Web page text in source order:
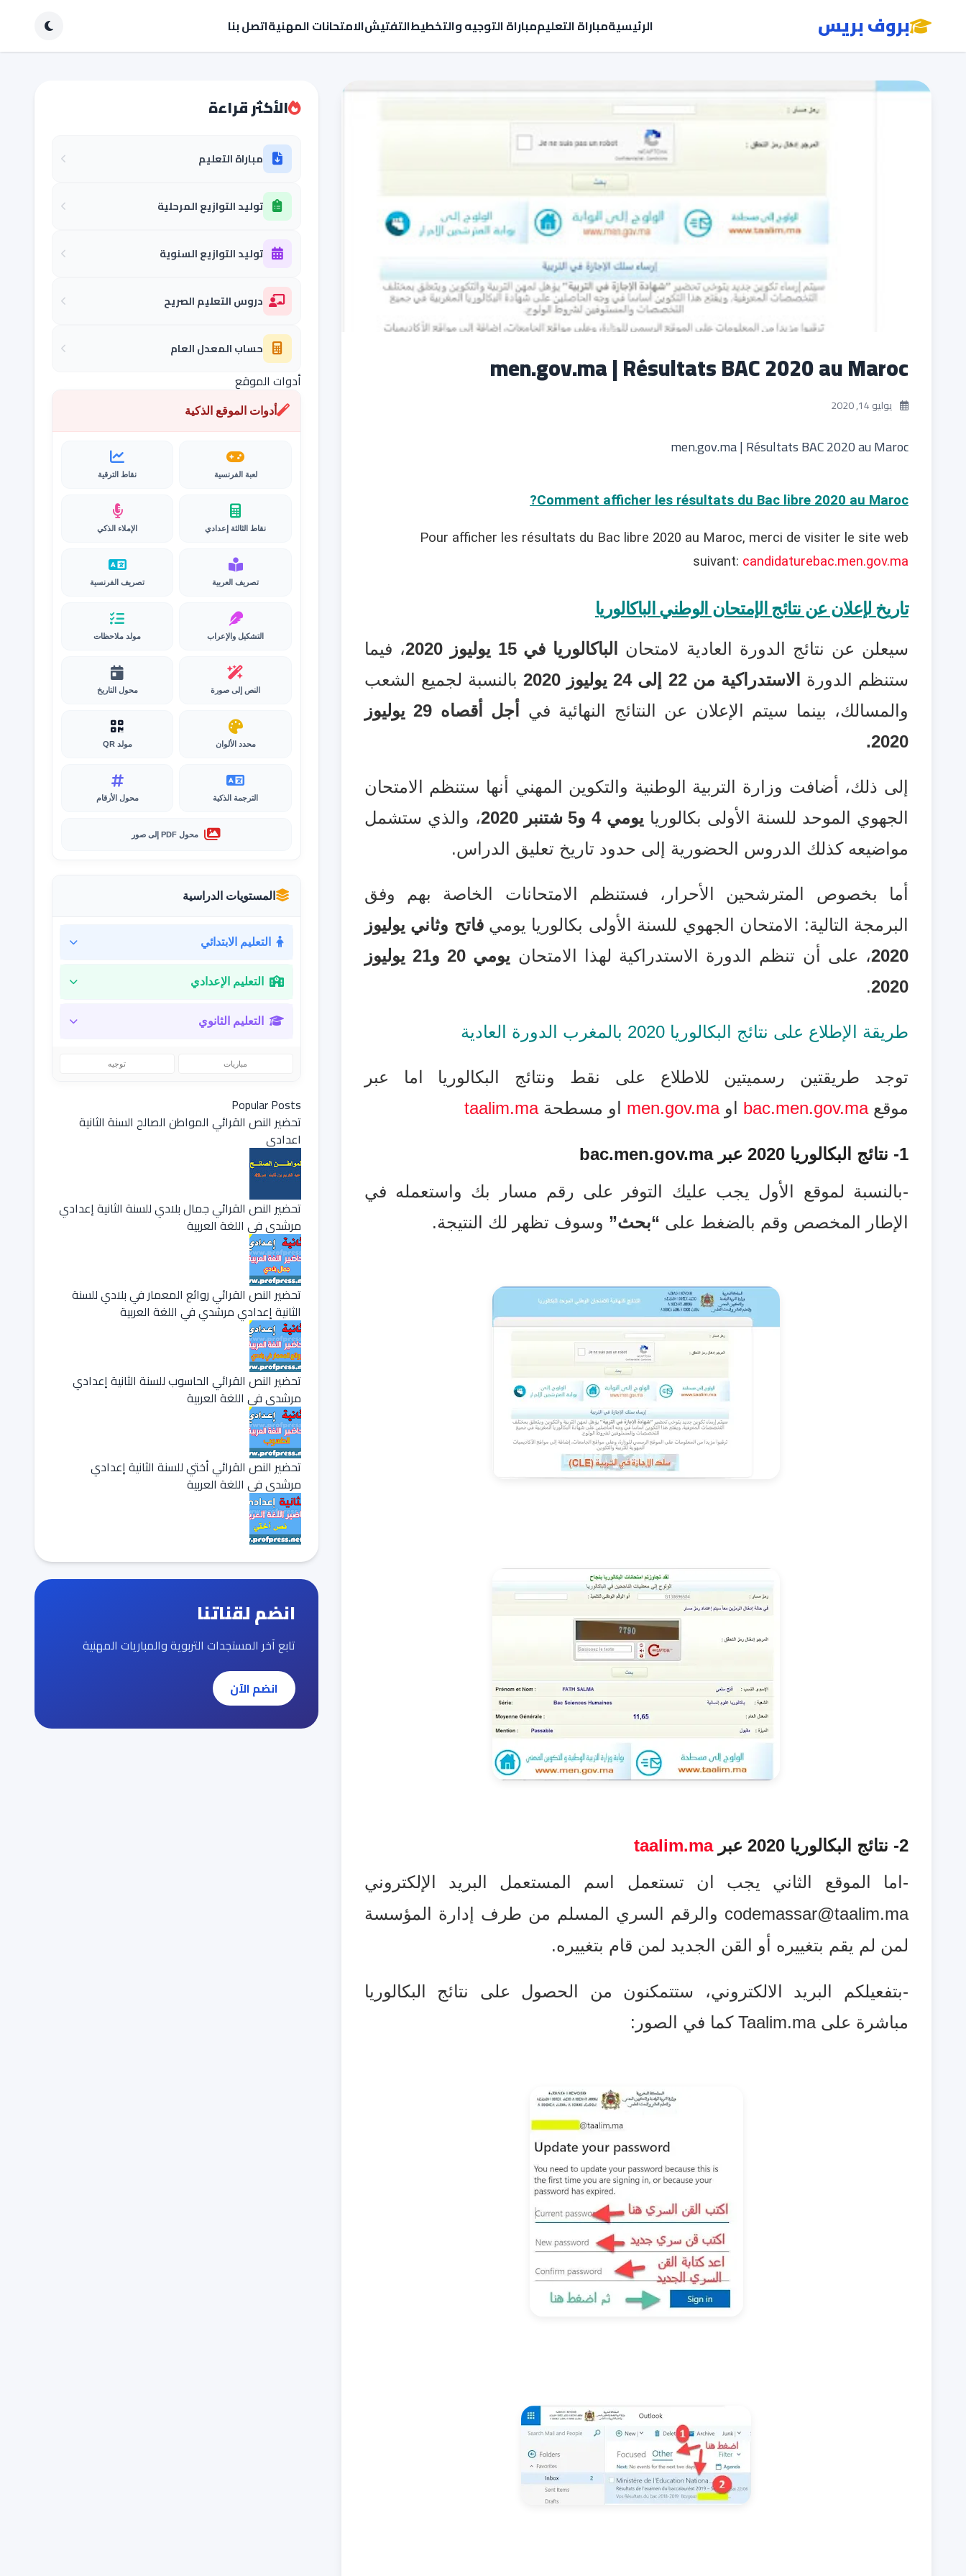
بروف بريس الرئيسيةمباراة التعليممباراة التوجيه والتخطيطالتفتيشالامتحانات المهنيةاتصل بنا
men.gov.ma | Résultats BAC 2020 au Maroc
يوليو 14, 2020
men.gov.ma | Résultats BAC 2020 au Maroc
Comment afficher les résultats du Bac libre 2020 au Maroc?
Pour afficher les résultats du Bac libre 2020 au Maroc, merci de visiter le site web
suivant: candidaturebac.men.gov.ma
تاريخ لإعلان عن نتائج الإمتحان الوطني الباكالوريا
سيعلن عن نتائج الدورة العادية لامتحان الباكالوريا في 15 يوليوز 2020
، فيما
ستنظم الدورة
الاستدراكية من 22 إلى 24 يوليوز 2020
بالنسبة لجميع الشعب
والمسالك، بينما سيتم الإعلان عن النتائج النهائية في
أجل أقصاه 29 يوليوز
2020.
إلى ذلك، أضافت وزارة التربية الوطنية والتكوين المهني أنها ستنظم الامتحان
الجهوي الموحد للسنة الأولى بكالوريا يومي 4 و5 شتنبر 2020
، والذي ستشمل
مواضيعه كذلك الدروس الحضورية إلى حدود تاريخ تعليق الدراس.
أما بخصوص المترشحين الأحرار، فستنظم الامتحانات الخاصة بهم وفق
البرمجة التالية: الامتحان الجهوي للسنة الأولى بكالوريا يومي فاتح وثاني يوليوز
2020، على أن تنظم الدورة الاستدراكية لهذا الامتحان
يومي 20 و21 يوليوز
2020
.
طريقة الإطلاع على نتائج البكالوريا 2020 بالمغرب الدورة العادية
توجد طريقتين رسميتين للاطلاع على نقط ونتائج البكالوريا اما عبر
موقعbac.men.gov.ma اوmen.gov.ma او مسطحةtaalim.ma
1- نتائج البكالوريا 2020 عبر
bac.men.gov.ma
-بالنسبة لموقع الأول يجب عليك التوفر على رقم مسار بك واستعمله في
الإطار المخصص وقم بالضغط على “بحث” وسوف تظهر لك النتيجة.
2- نتائج البكالوريا 2020 عبر
taalim.ma
-اما الموقع الثاني يجب ان تستعمل اسم المستعمل البريد الإلكتروني
codemassar@taalim.ma والرقم
السري المسلم من طرف إدارة المؤسسة
لمن لم يقم بتغييره أو القن الجديد لمن قام بتغييره.
-بتفعيلكم البريد الالكتروني، ستتمكنون من الحصول على نتائج البكالوريا
مباشرة على Taalim.ma
كما في الصور:
الأكثر قراءة
مباراة التعليم
توليد التوازيع المرحلية
توليد التوازيع السنوية
دروس التعليم الصريح
حساب المعدل العام
أدوات الموقع
أدوات الموقع الذكية
لعبة الفرنسية نقاط الترقية
نقاط الثالثة إعدادي الإملاء الذكي
تصريف العربية تصريف الفرنسية
التشكيل والإعراب مولد ملاحظات
النص إلى صورة محول التاريخ
محدد الألوان مولد QR
الترجمة الذكية محول الأرقام
محول PDF إلى صور
المستويات الدراسية
التعليم الابتدائي
التعليم الإعدادي
التعليم الثانوي
مباريات توجيه
Popular Posts
تحضير النص القرائي المواطن الصالح السنة الثانية
اعدادي
تحضير النص القرائي جمال بلادي للسنة الثانية إعدادي
مرشدي في اللغة العربية
تحضير النص القرائي روائع المعمار في بلادي للسنة
الثانية إعدادي مرشدي في اللغة العربية
تحضير النص القرائي الحاسوب للسنة الثانية إعدادي
مرشدي في اللغة العربية
تحضير النص القرائي أختي للسنة الثانية إعدادي
مرشدي في اللغة العربية
انضم لقناتنا
تابع آخر المستجدات التربوية والمباريات المهنية
انضم الآن